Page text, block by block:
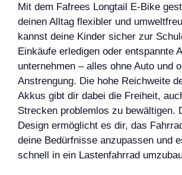
Mit dem Fafrees Longtail E-Bike
deinen Alltag flexibler und
kannst deine Kinder sicher zur
Einkäufe erledigen oder entspannte
unternehmen – alles ohne Auto und
Anstrengung. Die hohe Reichweite
Akkus gibt dir dabei die Freiheit,
Strecken problemlos zu bewältigen.
Design ermöglicht es dir, das
deine Bedürfnisse anzupassen und
schnell in ein Lastenfahrrad